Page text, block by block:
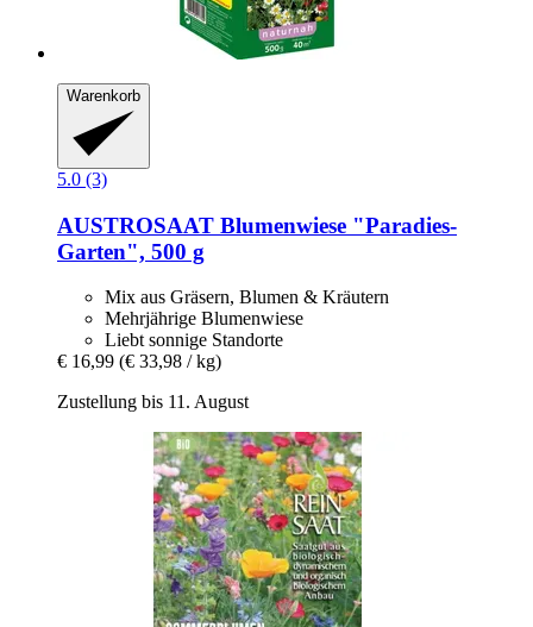
Warenkorb
5.0 (3)
AUSTROSAAT Blumenwiese "Paradies-​
Garten", 500 g
Mix aus Gräsern, Blumen & Kräutern
Mehrjährige Blumenwiese
Liebt sonnige Standorte
€ 16,99 (€ 33,98 / kg)
Zustellung bis 11. August